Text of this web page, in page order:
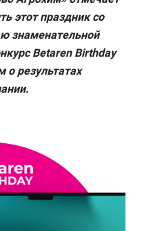
этот праздник со
знаменательной
Betaren Birthday
о результатах